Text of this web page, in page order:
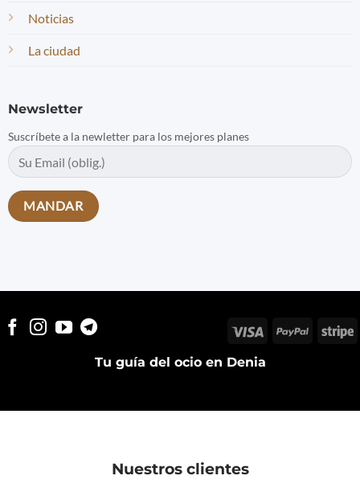
Noticias
La ciudad
Newsletter
Suscríbete a la newletter para los mejores planes
Tu guía del ocio en Denia
Visa PayPal
Nuestros clientes